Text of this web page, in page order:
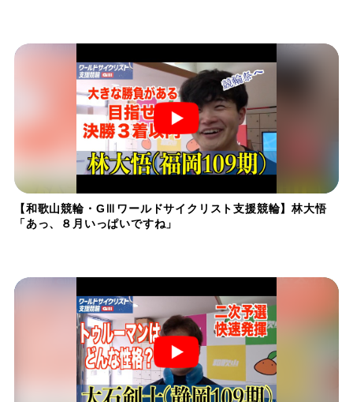
【和歌山競輪・GⅢワールドサイクリスト支援競輪】林大悟
「あっ、８月いっぱいですね」